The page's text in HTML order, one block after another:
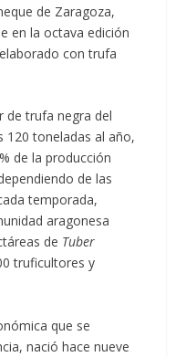
de Zaragoza,
en la octava edición
con trufa
de trufa negra del
120 toneladas al año,
de la producción
de las
temporada,
aragonesa
de Tuber
truficultores y
que se
nació hace nueve